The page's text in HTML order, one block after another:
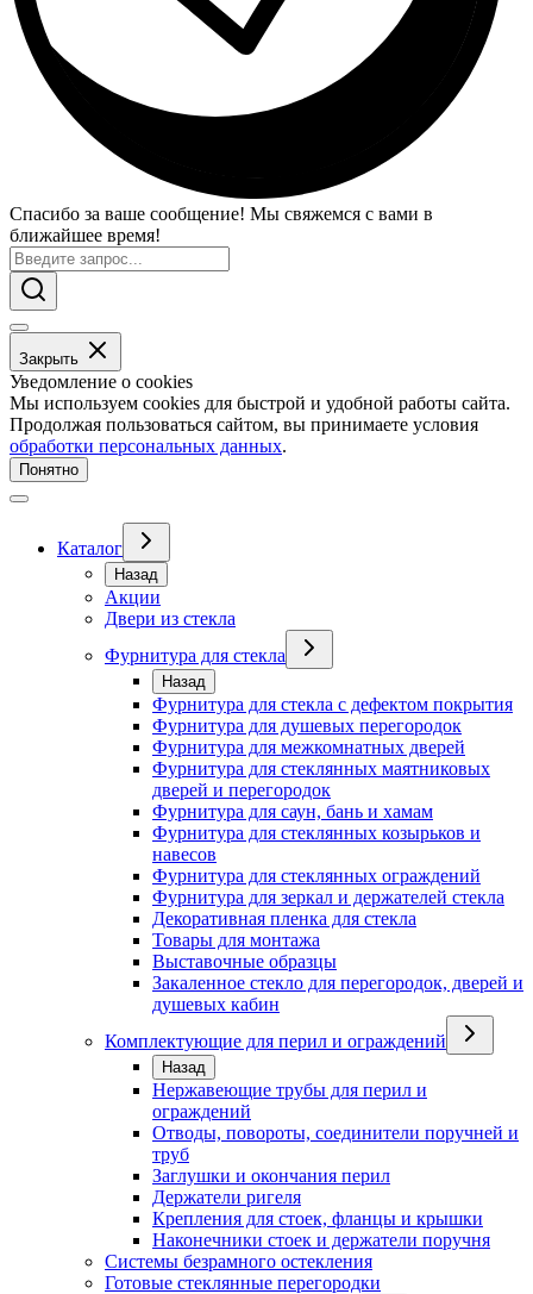
Спасибо за ваше сообщение! Мы свяжемся с вами в
ближайшее время!
Закрыть
Уведомление о cookies
Мы используем cookies для быстрой и удобной работы сайта.
Продолжая пользоваться сайтом, вы принимаете условия
обработки персональных данных.
Понятно
Каталог
Назад
Акции
Двери из стекла
Фурнитура для стекла
Назад
Фурнитура для стекла с дефектом покрытия
Фурнитура для душевых перегородок
Фурнитура для межкомнатных дверей
Фурнитура для стеклянных маятниковых
дверей и перегородок
Фурнитура для саун, бань и хамам
Фурнитура для стеклянных козырьков и
навесов
Фурнитура для стеклянных ограждений
Фурнитура для зеркал и держателей стекла
Декоративная пленка для стекла
Товары для монтажа
Выставочные образцы
Закаленное стекло для перегородок, дверей и
душевых кабин
Комплектующие для перил и ограждений
Назад
Нержавеющие трубы для перил и
ограждений
Отводы, повороты, соединители поручней и
труб
Заглушки и окончания перил
Держатели ригеля
Крепления для стоек, фланцы и крышки
Наконечники стоек и держатели поручня
Системы безрамного остекления
Готовые стеклянные перегородки